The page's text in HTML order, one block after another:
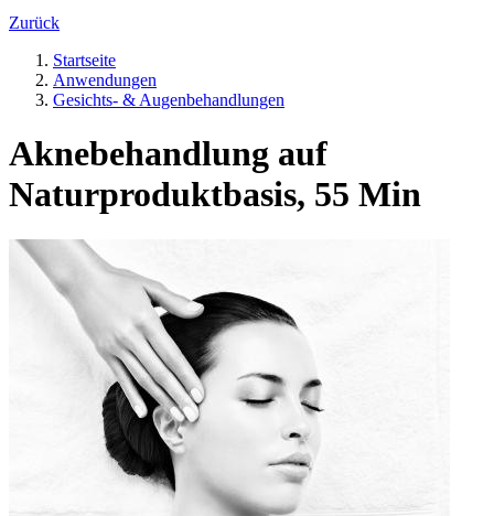
Zurück
Startseite
Anwendungen
Gesichts- & Augenbehandlungen
Aknebehandlung auf
Naturproduktbasis, 55 Min